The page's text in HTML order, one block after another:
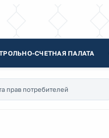
СЧЕТНАЯ ПАЛАТА
прав потребителей